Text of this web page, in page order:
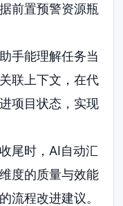
前置预警资源瓶
手能理解任务当
联上下文，在代
项目状态，实现
尾时，AI自动汇
度的质量与效能
流程改进建议。